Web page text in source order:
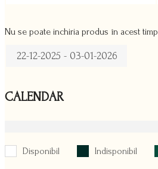
Nu se poate inchiria produs în acest timp
22-12-2025 - 03-01-2026
CALENDAR
Disponibil Indisponibil